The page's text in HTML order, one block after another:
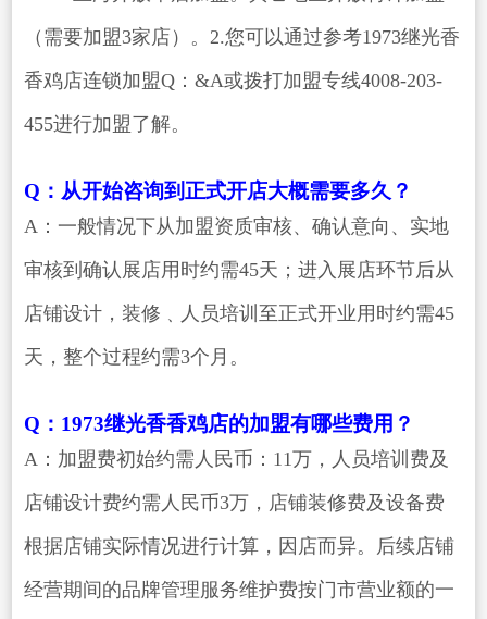
（需要加盟3家店）。2.您可以通过参考1973继光香
香鸡店连锁加盟Q：&A或拨打加盟专线4008-203-
455进行加盟了解。
Q：从开始咨询到正式开店大概需要多久？
A：一般情况下从加盟资质审核、确认意向、实地
审核到确认展店用时约需45天；进入展店环节后从
店铺设计，装修﹑人员培训至正式开业用时约需45
天，整个过程约需3个月。
Q：1973继光香香鸡店的加盟有哪些费用？
A：加盟费初始约需人民币：11万，人员培训费及
店铺设计费约需人民币3万，店铺装修费及设备费
根据店铺实际情况进行计算，因店而异。后续店铺
经营期间的品牌管理服务维护费按门市营业额的一